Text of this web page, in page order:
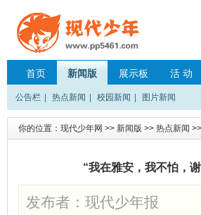
首页 新闻版 展示板 活 动
公告栏 热点新闻 校园新闻 图片新闻
你的位置： 现代少年网 >> 新闻版 >> 热点新闻
“我在雅安，我不怕，
发布者： 现代少年报